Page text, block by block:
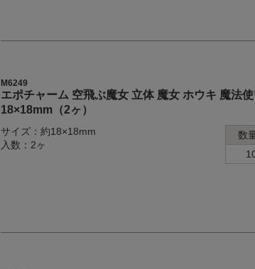
M6249
エポチャーム 空飛ぶ魔女 立体 魔女 ホウキ 魔法
18×18mm（2ヶ）
サイズ：約18×18mm
入数：2ヶ
数